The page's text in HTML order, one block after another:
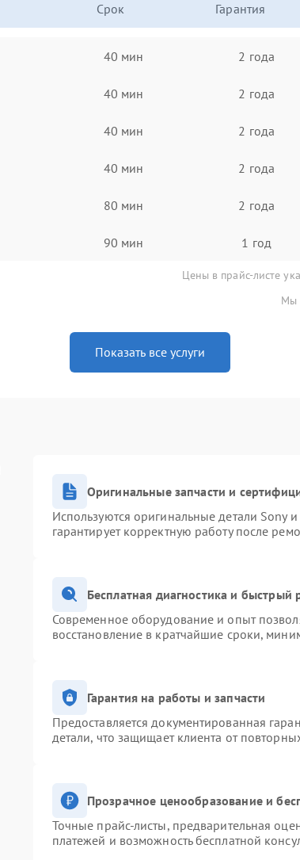
Срок Гарантия
40 мин 2 года
40 мин 2 года
40 мин 2 года
40 мин 2 года
80 мин 2 года
90 мин 1 год
Цены в прайс-листе
Мы
Показать все услуги
Оригинальные запчасти и
Используются оригинальные детали
гарантирует корректную работу после
Бесплатная диагностика и быстрый
Современное оборудование и опыт
восстановление в кратчайшие сроки,
Гарантия на работы и запчасти
Предоставляется документированная
детали, что защищает клиента от
Прозрачное ценообразование и
Точные прайс-листы, предварительная
платежей и возможность бесплатной